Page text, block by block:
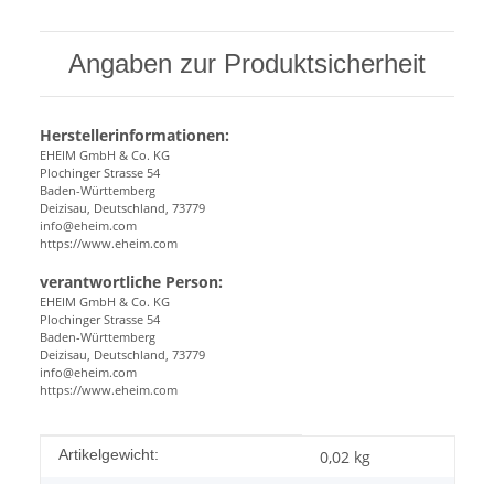
Angaben zur Produktsicherheit
Herstellerinformationen:
EHEIM GmbH & Co. KG
Plochinger Strasse 54
Baden-Württemberg
Deizisau, Deutschland, 73779
info@eheim.com
https://www.eheim.com
verantwortliche Person:
EHEIM GmbH & Co. KG
Plochinger Strasse 54
Baden-Württemberg
Deizisau, Deutschland, 73779
info@eheim.com
https://www.eheim.com
Produkteigenschaft
Wert
Artikelgewicht: 0,02 kg